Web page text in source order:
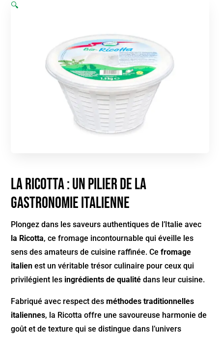
🔍
La Ricotta : Un pilier de la
gastronomie italienne
Plongez dans les saveurs authentiques de l’Italie avec
la Ricotta, ce fromage incontournable qui éveille les
sens des amateurs de cuisine raffinée. Cefromage
italien est un véritable trésor culinaire pour ceux qui
privilégient les ingrédients de qualité dans leur cuisine.
Fabriqué avec respect desméthodes traditionnelles
italiennes, la Ricotta offre une savoureuse harmonie de
goût et de texture qui se distingue dans l’univers